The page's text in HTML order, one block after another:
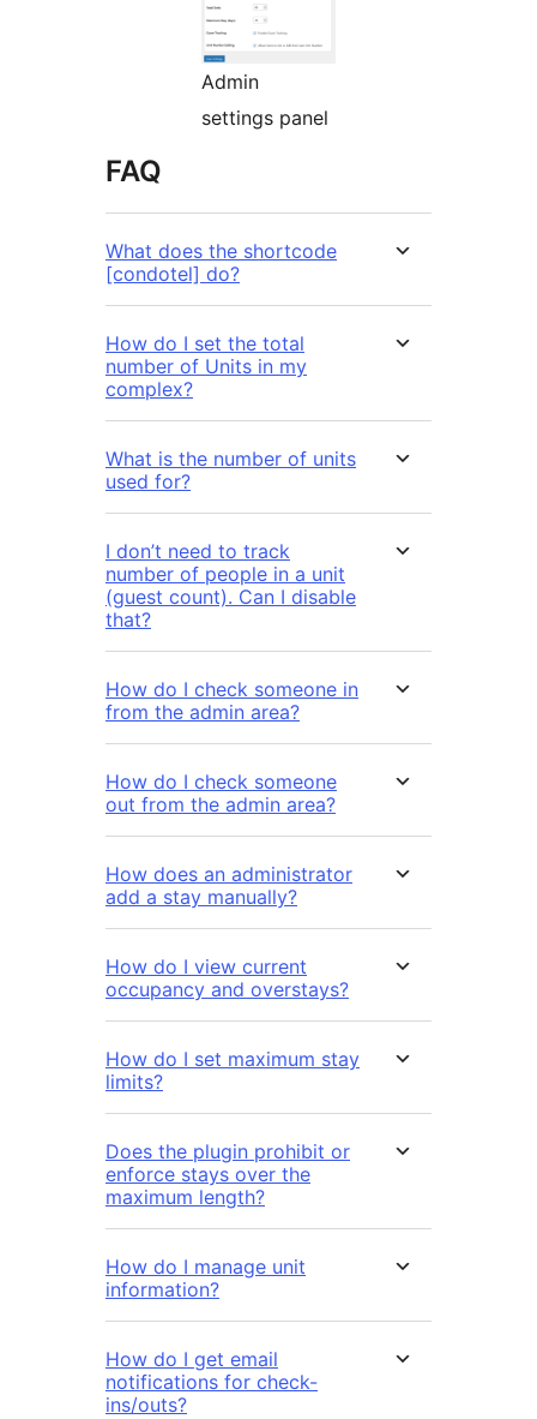
Admin
settings panel
FAQ
What does the shortcode
[condotel] do?
How do I set the total
number of Units in my
complex?
What is the number of units
used for?
I don’t need to track
number of people in a unit
(guest count). Can I disable
that?
How do I check someone in
from the admin area?
How do I check someone
out from the admin area?
How does an administrator
add a stay manually?
How do I view current
occupancy and overstays?
How do I set maximum stay
limits?
Does the plugin prohibit or
enforce stays over the
maximum length?
How do I manage unit
information?
How do I get email
notifications for check-
ins/outs?